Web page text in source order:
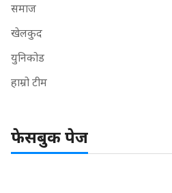
समाज
खेलकुद
युनिकोड
हाम्रो टीम
फेसबुक पेज